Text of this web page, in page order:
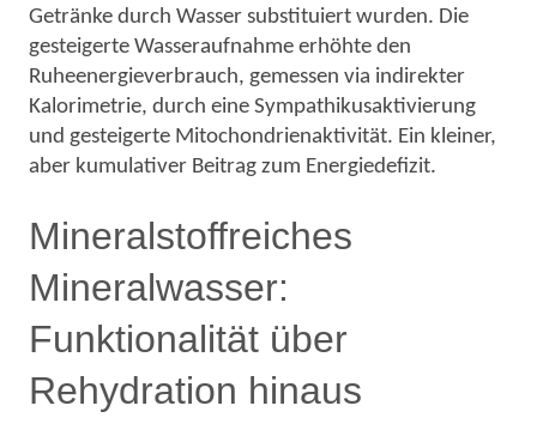
Getränke durch Wasser substituiert wurden. Die
gesteigerte Wasseraufnahme erhöhte den
Ruheenergieverbrauch, gemessen via indirekter
Kalorimetrie, durch eine Sympathikusaktivierung
und gesteigerte Mitochondrienaktivität. Ein kleiner,
aber kumulativer Beitrag zum Energiedefizit.
Mineralstoffreiches
Mineralwasser:
Funktionalität über
Rehydration hinaus